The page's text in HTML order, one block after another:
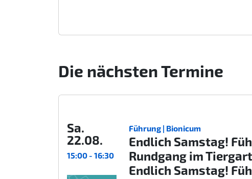
Die nächsten Termine
Sa.
22.08.
15:00 - 16:30
Führung | Bionicum
Endlich Samstag!
Rundgang im
Endlich Samstag!